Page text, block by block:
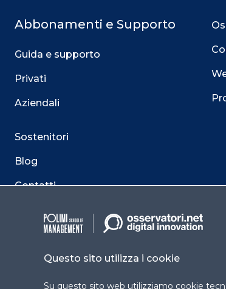
Abbonamenti e Supporto
Guida e supporto
Privati
Aziendali
Sostenitori
Blog
Contatti
Questo sito utilizza i cookie
Su questo sito web utilizziamo cookie